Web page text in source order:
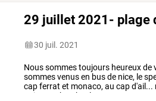
29 juillet 2021- plage
30 juil. 2021
Noussommestoujours heureuxde
sommesvenusen busde nice, le
capferrat et monaco, au capd'ail...
qui
chercher les